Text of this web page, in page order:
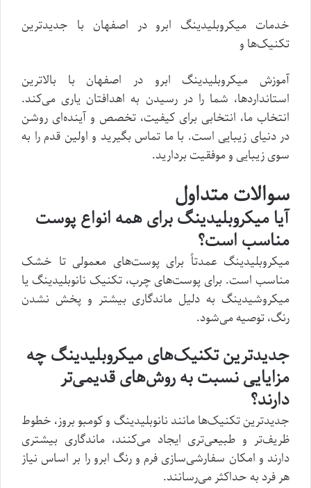
خدمات میکروبلیدینگ ابرو در اصفهان با جدیدترین
تکنیک‌ها و
آموزش میکروبلیدینگ ابرو در اصفهان با بالاترین
استانداردها، شما را در رسیدن به اهدافتان یاری می‌کند.
انتخاب ما، انتخابی برای کیفیت، تخصص و آینده‌ای روشن
در دنیای زیبایی است. با ما تماس بگیرید و اولین قدم را به
سوی زیبایی و موفقیت بردارید.
سوالات متداول
آیا میکروبلیدینگ برای همه انواع پوست
مناسب است؟
میکروبلیدینگ عمدتاً برای پوست‌های معمولی تا خشک
مناسب است. برای پوست‌های چرب، تکنیک نانوبلیدینگ یا
میکروشیدینگ به دلیل ماندگاری بیشتر و پخش نشدن
رنگ، توصیه می‌شود.
جدیدترین تکنیک‌های میکروبلیدینگ چه
مزایایی نسبت به روش‌های قدیمی‌تر
دارند؟
جدیدترین تکنیک‌ها مانند نانوبلیدینگ و کومبو بروز، خطوط
ظریف‌تر و طبیعی‌تری ایجاد می‌کنند، ماندگاری بیشتری
دارند و امکان سفارشی‌سازی فرم و رنگ ابرو را بر اساس نیاز
هر فرد به حداکثر می‌رسانند.